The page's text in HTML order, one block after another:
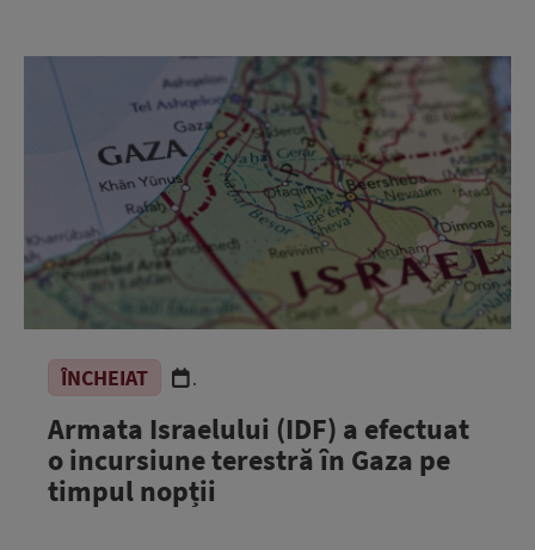
ÎNCHEIAT .
Armata Israelului (IDF) a efectuat
o incursiune terestră în Gaza pe
timpul nopții